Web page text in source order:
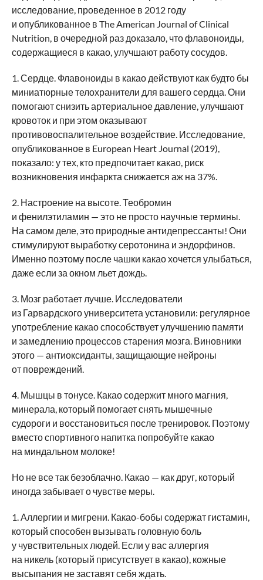
исследование, проведенное в 2012 году
и опубликованное в The American Journal of Clinical
Nutrition, в очередной раз доказало, что флавоноиды,
содержащиеся в какао, улучшают работу сосудов.
1. Сердце. Флавоноиды в какао действуют как будто бы
миниатюрные телохранители для вашего сердца. Они
помогают снизить артериальное давление, улучшают
кровоток и при этом оказывают
противовоспалительное воздействие. Исследование,
опубликованное в European Heart Journal (2019),
показало: у тех, кто предпочитает какао, риск
возникновения инфаркта снижается аж на 37%.
2. Настроение на высоте. Теобромин
и фенилэтиламин — это не просто научные термины.
На самом деле, это природные антидепрессанты! Они
стимулируют выработку серотонина и эндорфинов.
Именно поэтому после чашки какао хочется улыбаться,
даже если за окном льет дождь.
3. Мозг работает лучше. Исследователи
из Гарвардского университета установили: регулярное
употребление какао способствует улучшению памяти
и замедлению процессов старения мозга. Виновники
этого — антиоксиданты, защищающие нейроны
от повреждений.
4. Мышцы в тонусе. Какао содержит много магния,
минерала, который помогает снять мышечные
судороги и восстановиться после тренировок. Поэтому
вместо спортивного напитка попробуйте какао
на миндальном молоке!
Но не все так безоблачно. Какао — как друг, который
иногда забывает о чувстве меры.
1. Аллергии и мигрени. Какао-бобы содержат гистамин,
который способен вызывать головную боль
у чувствительных людей. Если у вас аллергия
на никель (который присутствует в какао), кожные
высыпания не заставят себя ждать.